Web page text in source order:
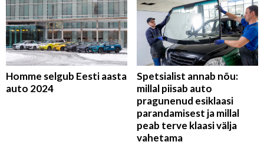
Homme selgub Eesti aasta
auto 2024
Spetsialist annab nõu:
millal piisab auto
pragunenud esiklaasi
parandamisest ja millal
peab terve klaasi välja
vahetama